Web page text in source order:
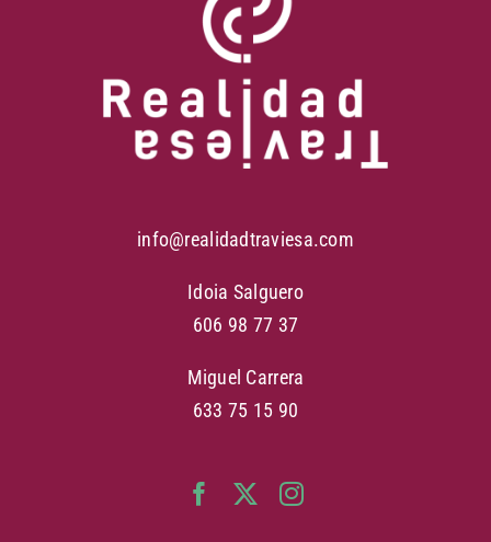
info@realidadtraviesa.com
Idoia Salguero
606 98 77 37
Miguel Carrera
633 75 15 90